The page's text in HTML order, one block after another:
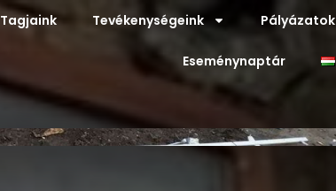
Tagjaink Tevékenységeink Pályázatok
Eseménynaptár